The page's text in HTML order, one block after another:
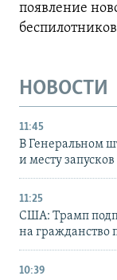
появление
беспилотников
НОВОСТИ
11:45
В Генеральном
и месту
11:25
США: Трамп
на
10:39